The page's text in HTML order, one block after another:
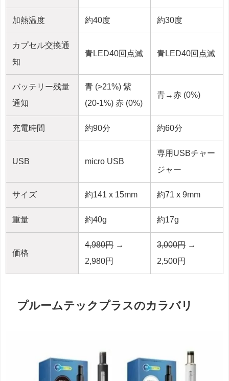
加熱温度 約40度 約30度
カプセル交換通
知
青LED40回点滅 青LED40回点滅
バッテリー残量
通知
青 (>21%) 紫
(20-1%) 赤 (0%)
青→赤 (0%)
充電時間 約90分 約60分
USB micro USB
専用USBチャー
ジャー
サイズ 約141 x 15mm 約71 x 9mm
重量 約40g 約17g
価格
4,980円 →
2,980円
3,000円 →
2,500円
プルームテックプラスのカラバリ